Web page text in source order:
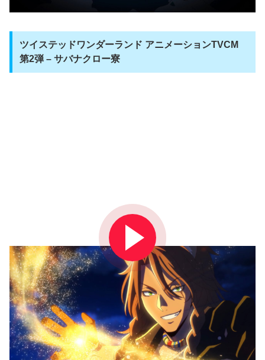
ツイステッドワンダーランド アニメーションTVCM
第2弾 – サバナクロー寮